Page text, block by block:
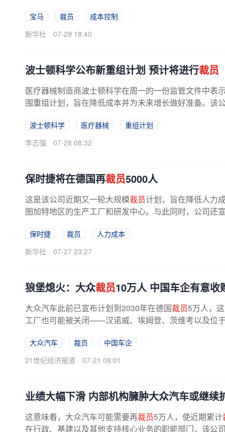
宝马 裁员
成本控制
新华社
07-29 18:40
波士顿科学公布新重组计划 预计将进行裁员
医疗器械制造商波士顿科学在周一的一份监管文件中表
围重组计划，旨在降低成本并为未来增长做好准备。该
波士顿科学 医疗器械
重组计划
李志强
07-28 08:32
保时捷将在德国再裁员5000人
这是该公司近期又一轮大规模裁员计划，旨在降低人力
图加特地区的生产工厂和研发中心。与此同时，公司还
保时捷 裁员
人力成本
新华社
07-27 23:27
狼堡熄火：大众裁员10万人 中国车企有意收
大众汽车此前已宣布计划到2030年在德国裁员5万人，
工厂也可能被关闭——汉诺威、埃姆登、茨维考以及位
大众汽车 裁员
中国车企
21世纪经济报道
07-21 08:01
业绩大幅下滑 内部机构臃肿大众汽车或继续
这意味着，大众汽车可能需要再裁员5万人，使近期累计
在行政、基建以及其他支持核心业务的职能部门，该公